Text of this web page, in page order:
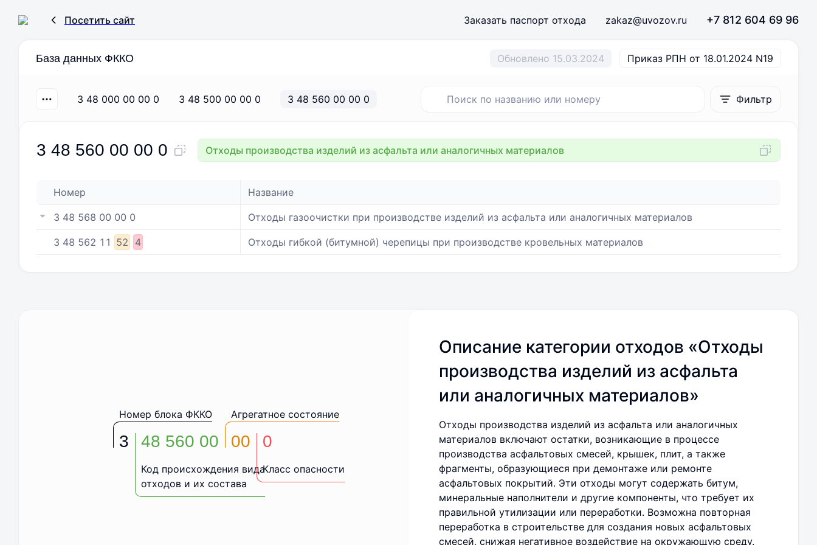
Посетить сайт Заказать паспорт отхода zakaz@uvozov.ru +7 812 604 69 96
База данных ФККО Обновлено 15.03.2024 Приказ РПН от 18.01.2024 N19
3 48 000 00 00 0 3 48 500 00 00 0 3 48 560 00 00 0 Фильтр
3 48 560 00 00 0 Отходы производства изделий из асфальта или аналогичных материалов
Номер Название
3 48 568 00 00 0 Отходы газоочистки при производстве изделий из асфальта или аналогичных материалов
3 48 562 11 52 4 Отходы гибкой (битумной) черепицы при производстве кровельных материалов
3
Номер блока ФККО
Код происхождения вида
отходов и их состава
48 560 00
Агрегатное состояние
00
Класс опасности
0
Описание категории отходов «Отходы
производства изделий из асфальта
или аналогичных материалов»
Отходы производства изделий из асфальта или аналогичных
материалов включают остатки, возникающие в процессе
производства асфальтовых смесей, крышек, плит, а также
фрагменты, образующиеся при демонтаже или ремонте
асфальтовых покрытий. Эти отходы могут содержать битум,
минеральные наполнители и другие компоненты, что требует их
правильной утилизации или переработки. Возможна повторная
переработка в строительстве для создания новых асфальтовых
смесей, снижая негативное воздействие на окружающую среду.